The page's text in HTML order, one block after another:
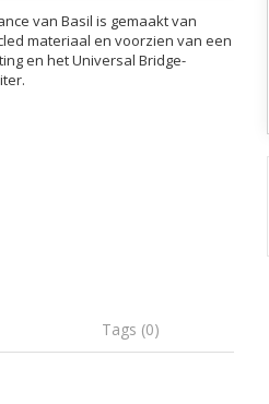
van Basil is gemaakt van
materiaal en voorzien van een
en het Universal Bridge-
Tags (0)